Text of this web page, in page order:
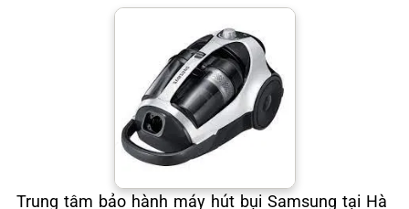
Trung tâm bảo hành máy hút bụi Samsung tại Hà